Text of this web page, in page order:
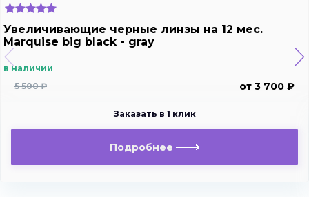
Увеличивающие черные линзы на 12 мес.
Marquise big black - gray
в наличии
5 500 ₽
от 3 700 ₽
Заказать в 1 клик
Подробнее